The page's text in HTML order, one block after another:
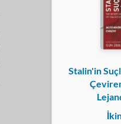
Stalin'in